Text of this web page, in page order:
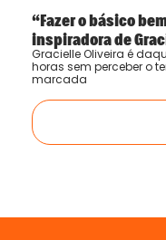
“Fazer o básico
inspiradora de
Gracielle Oliveira é
horas sem perceber o
marcada